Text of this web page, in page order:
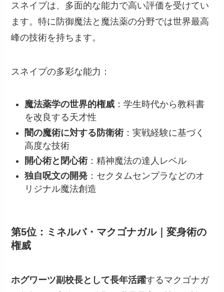
スネイプは、多面的な能力で高い評価を受けてい
ます。特に防御魔法と魔法薬の分野では世界最高
峰の技術を持ちます。
スネイプの多彩な能力：
魔法薬学の世界的権威 ：学生時代から教科書
を改良する天才性
闇の魔術に対する防衛術 ：実戦経験に基づく
高度な技術
開心術と閉心術 ：精神魔法の達人レベル
独自呪文の開発 ：セクタムセンプラなどのオ
リジナル魔法創造
第5位：ミネルバ・マクゴナガル｜変身術の
権威
ホグワーツ副校長として長年活躍するマクゴナガ